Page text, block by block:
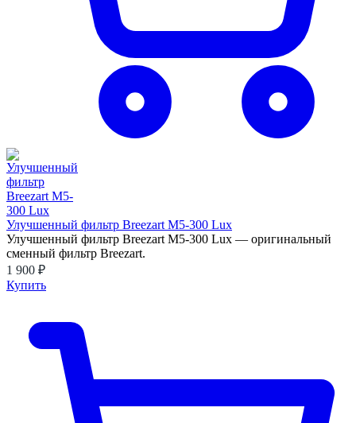
Улучшенный фильтр Breezart M5-300 Lux
Улучшенный фильтр Breezart M5-300 Lux — оригинальный
сменный фильтр Breezart.
1 900 ₽
Купить